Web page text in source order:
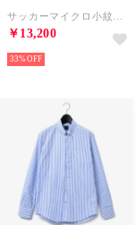
￥13,200
33%